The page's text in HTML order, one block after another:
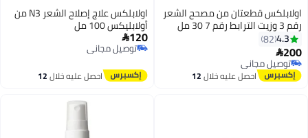
اولابلكس قطعتان من مصحح الشعر
رقم 3 وزيت الترابط رقم 7 30 مل
4.3
82
200
توصيل مجاني
توصيل مجانياحصل عليه خلال12
اغسطس
اولابلكس علاج إصلاح الشعر N3 من
أولابليكس 100 مل
120
توصيل مجاني
توصيل مجاني
احصل عليه خلال12
اغسطس